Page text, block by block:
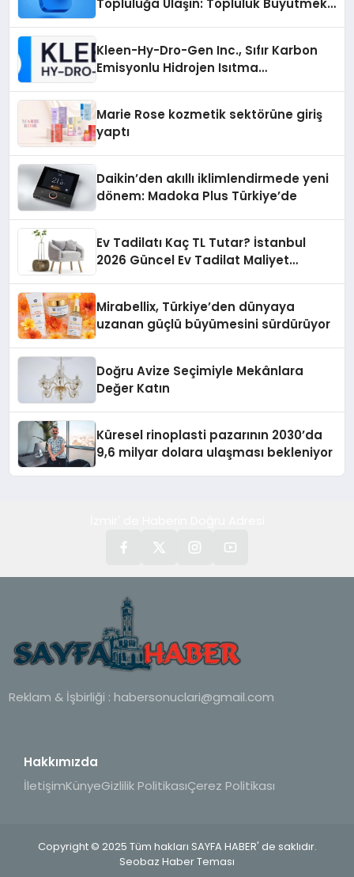
Topluluğa Ulaşın: Topluluk Büyütmek
Kleen-Hy-Dro-Gen Inc., Sıfır Karbon
Emisyonlu Hidrojen Isıtma
Marie Rose kozmetik sektörüne giriş
yaptı
Daikin’den akıllı iklimlendirmede yeni
dönem: Madoka Plus Türkiye’de
Ev Tadilatı Kaç TL Tutar? İstanbul
2026 Güncel Ev Tadilat Maliyet
Mirabellix, Türkiye’den dünyaya
uzanan güçlü büyümesini sürdürüyor
Doğru Avize Seçimiyle Mekânlara
Değer Katın
Küresel rinoplasti pazarının 2030’da
9,6 milyar dolara ulaşması bekleniyor
Reklam & İşbirliği : habersonuclari@gmail.com
Hakkımızda
İletişimKünyeGizlilik PolitikasıÇerez Politikası
Copyright © 2025 Tüm hakları SAYFA HABER' de saklıdır.
Seobaz Haber Teması